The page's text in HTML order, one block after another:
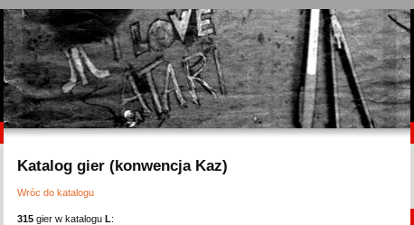
Katalog gier (konwencja Kaz)
Wróc do katalogu
315 gier w katalogu L: